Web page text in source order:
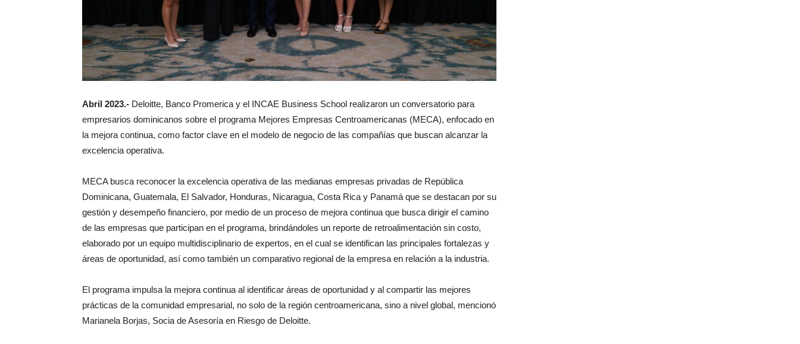
Abril 2023.- Deloitte, Banco Promerica y el INCAE Business School realizaron un conversatorio para
empresarios dominicanos sobre el programa Mejores Empresas Centroamericanas (MECA), enfocado en
la mejora continua, como factor clave en el modelo de negocio de las compañías que buscan alcanzar la
excelencia operativa.
MECA busca reconocer la excelencia operativa de las medianas empresas privadas de República
Dominicana, Guatemala, El Salvador, Honduras, Nicaragua, Costa Rica y Panamá que se destacan por su
gestión y desempeño financiero, por medio de un proceso de mejora continua que busca dirigir el camino
de las empresas que participan en el programa, brindándoles un reporte de retroalimentación sin costo,
elaborado por un equipo multidisciplinario de expertos, en el cual se identifican las principales fortalezas y
áreas de oportunidad, así como también un comparativo regional de la empresa en relación a la industria.
El programa impulsa la mejora continua al identificar áreas de oportunidad y al compartir las mejores
prácticas de la comunidad empresarial, no solo de la región centroamericana, sino a nivel global, mencionó
Marianela Borjas, Socia de Asesoría en Riesgo de Deloitte.